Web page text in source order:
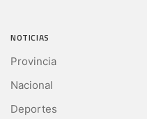
NOTICIAS
Provincia
Nacional
Deportes